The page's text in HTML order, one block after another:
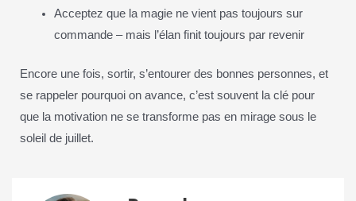
Acceptez que la magie ne vient pas toujours sur
commande – mais l’élan finit toujours par revenir
Encore une fois, sortir, s’entourer des bonnes personnes, et
se rappeler pourquoi on avance, c’est souvent la clé pour
que la motivation ne se transforme pas en mirage sous le
soleil de juillet.